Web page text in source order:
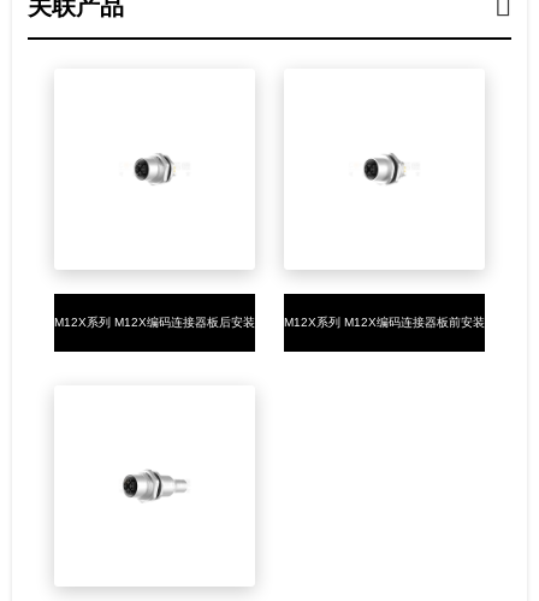
关联产品
M12X系列 M12X编码连接器板后安装 M12X系列 M12X编码连接器板前安装